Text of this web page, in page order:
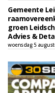
Gemeente
groen
Advies &
woensdag 5